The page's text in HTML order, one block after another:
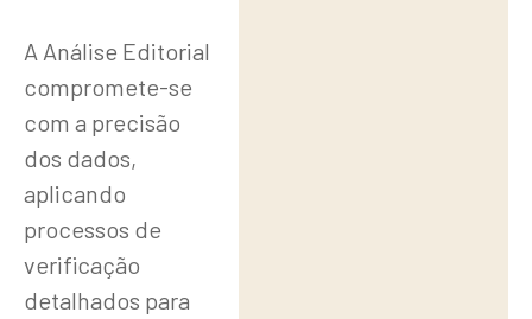
A Análise Editorial
compromete-se
com a precisão
dos dados,
aplicando
processos de
verificação
detalhados para